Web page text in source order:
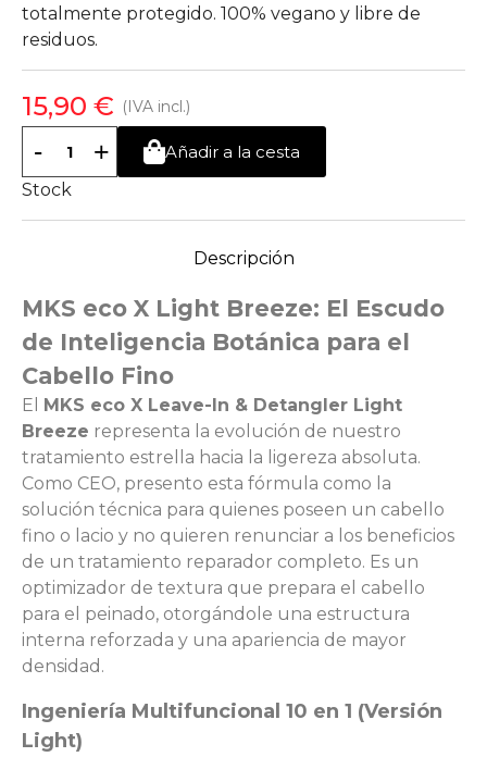
totalmente protegido. 100% vegano y libre de
residuos.
15,90 € (IVA incl.)
- +
Añadir a la cesta
Stock
Descripción
MKS eco X Light Breeze: El Escudo
de Inteligencia Botánica para el
Cabello Fino
El
MKS eco X Leave-In & Detangler Light
Breeze representa la evolución de nuestro
tratamiento estrella hacia la ligereza absoluta.
Como CEO, presento esta fórmula como la
solución técnica para quienes poseen un cabello
fino o lacio y no quieren renunciar a los beneficios
de un tratamiento reparador completo. Es un
optimizador de textura que prepara el cabello
para el peinado, otorgándole una estructura
interna reforzada y una apariencia de mayor
densidad.
Ingeniería Multifuncional 10 en 1 (Versión
Light)